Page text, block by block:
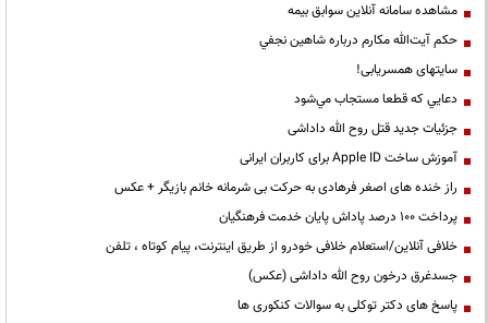
مشاهده سامانه آنلاين سوابق بیمه
حكم آيت‌الله مكارم درباره شاهين نجفي
سایتهای همسریابی!
دعايي كه قطعا مستجاب مي‌شود
جزئیات جدید قتل روح الله داداشی
آموزش ساخت Apple ID برای کاربران ایرانی
راز خنده های اصغر فرهادی به حرکت بی شرمانه خانم بازیگر + عکس
پرداخت ۱۰۰ درصد پاداش پایان خدمت فرهنگیان
خلافی آنلاین/استعلام خلافی خودرو از طریق اینترنت، پیام کوتاه ، تلفن
جسدغرق درخون روح الله داداشی (عکس)
پاسخ های دکتر توکلی به سوالات کنکوری ها